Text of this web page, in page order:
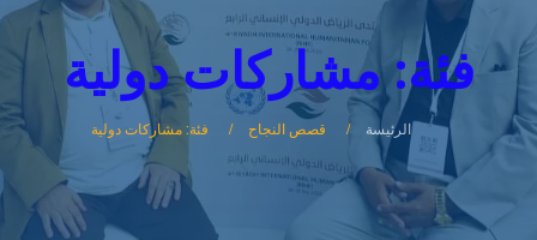
فئة: مشاركات دولية
الرئيسة قصص النجاح فئة: مشاركات دولية